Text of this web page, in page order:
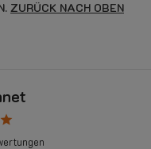
ZURÜCK NACH OBEN
star